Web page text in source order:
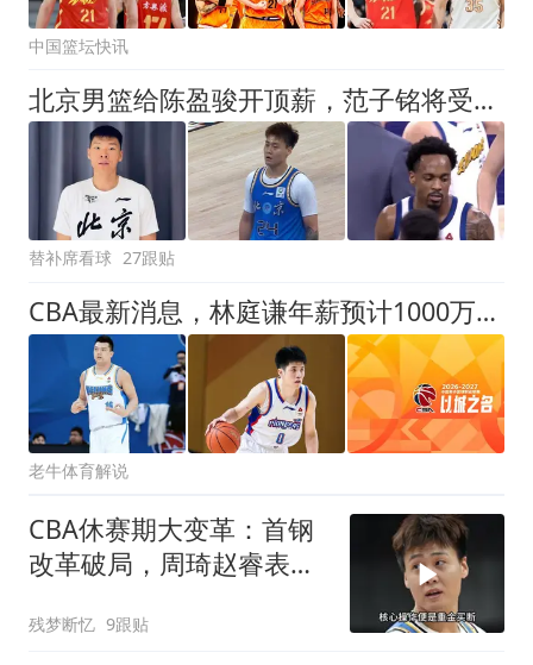
中国篮坛快讯
北京男篮给陈盈骏开顶薪，范子铭将受重用，替补中锋首选，赵睿留队不外租
替补席看球 27跟贴
CBA最新消息，林庭谦年薪预计1000万人民币，首钢男篮续约张才仁
老牛体育解说
CBA休赛期大变革：首钢
改革破局，周琦赵睿表态
残梦断忆 9跟贴